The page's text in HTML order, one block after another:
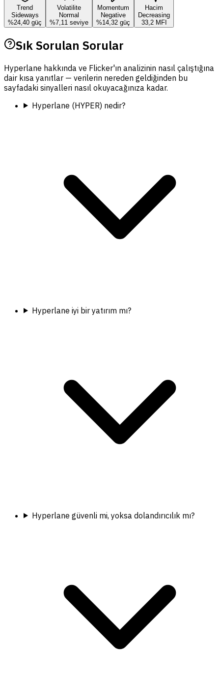
Trend
Sideways
%24,40 güç
Volatilite
Normal
%7,11 seviye
Momentum
Negative
%14,32 güç
Hacim
Decreasing
33,2 MFI
Sık Sorulan Sorular
Hyperlane hakkında ve Flicker'ın analizinin nasıl çalıştığına
dair kısa yanıtlar — verilerin nereden geldiğinden bu
sayfadaki sinyalleri nasıl okuyacağınıza kadar.
Hyperlane (HYPER) nedir?
Hyperlane iyi bir yatırım mı?
Hyperlane güvenli mi, yoksa dolandırıcılık mı?